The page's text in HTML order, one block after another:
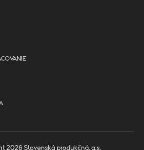
2026 Slovenská produkčná, a.s.